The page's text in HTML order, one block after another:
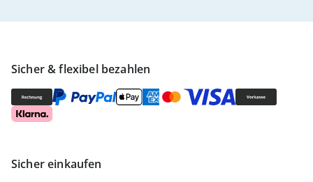
Sicher & flexibel bezahlen
Sicher einkaufen